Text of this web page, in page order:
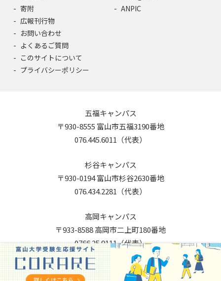
寄附
広報刊行物
お問い合わせ
よくあるご質問
このサイトについて
プライバシーポリシー
ANPIC
五福キャンパス
〒930-8555 富山市五福3190番地
076.445.6011（代表）
杉谷キャンパス
〒930-0194 富山市杉谷2630番地
076.434.2281（代表）
高岡キャンパス
〒933-8588 高岡市二上町180番地
0766.25.9111（代表）
Copyright © 2026 University of Toyama. All Rights Reserved.